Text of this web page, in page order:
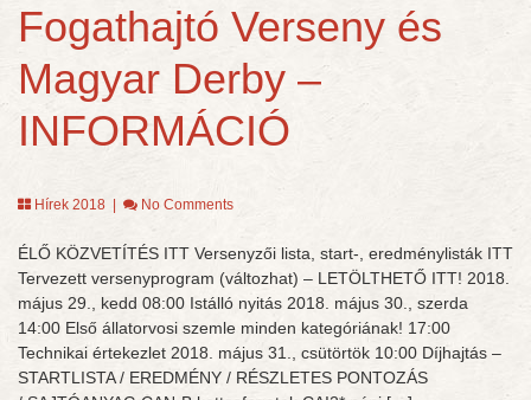
Fogathajtó Verseny és
Magyar Derby –
INFORMÁCIÓ
Hírek 2018 No Comments
ÉLŐ KÖZVETÍTÉS ITT Versenyzői lista, start-, eredménylisták ITT
Tervezett versenyprogram (változhat) – LETÖLTHETŐ ITT! 2018.
május 29., kedd 08:00 Istálló nyitás 2018. május 30., szerda
14:00 Első állatorvosi szemle minden kategóriának! 17:00
Technikai értekezlet 2018. május 31., csütörtök 10:00 Díjhajtás –
STARTLISTA / EREDMÉNY / RÉSZLETES PONTOZÁS